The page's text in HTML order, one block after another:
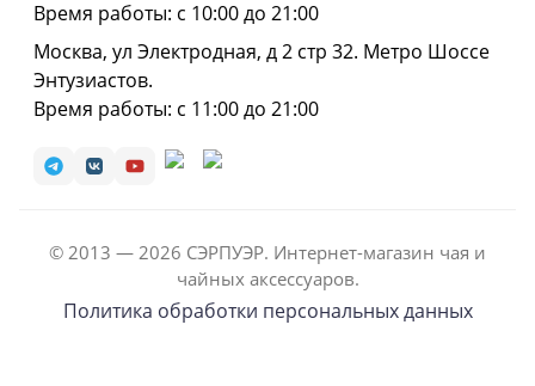
Время работы: с 10:00 до 21:00
Москва, ул Электродная, д 2 стр 32. Метро Шоссе
Энтузиастов.
Время работы: с 11:00 до 21:00
© 2013 — 2026 СЭРПУЭР. Интернет-магазин чая и
чайных аксессуаров.
Политика обработки персональных данных